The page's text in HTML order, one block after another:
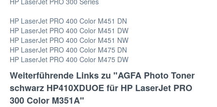
HP LaserJet PRO 400 Color M451 DN
HP LaserJet PRO 400 Color M451 DW
HP LaserJet PRO 400 Color M451 NW
HP LaserJet PRO 400 Color M475 DN
HP LaserJet PRO 400 Color M475 DW
Weiterführende Links zu "AGFA Photo Toner
schwarz HP410XDUOE für HP LaserJet PRO
300 Color M351A"